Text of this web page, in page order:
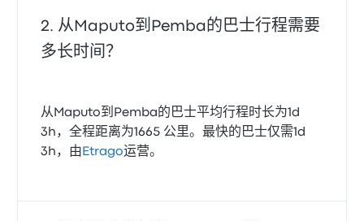
从Maputo到Pemba的巴士行程需要
多长时间？
从Maputo到Pemba的巴士平均行程时长为1d
3h，全程距离为1665 公里。最快的巴士仅需1d
3h，由 Etrago运营。